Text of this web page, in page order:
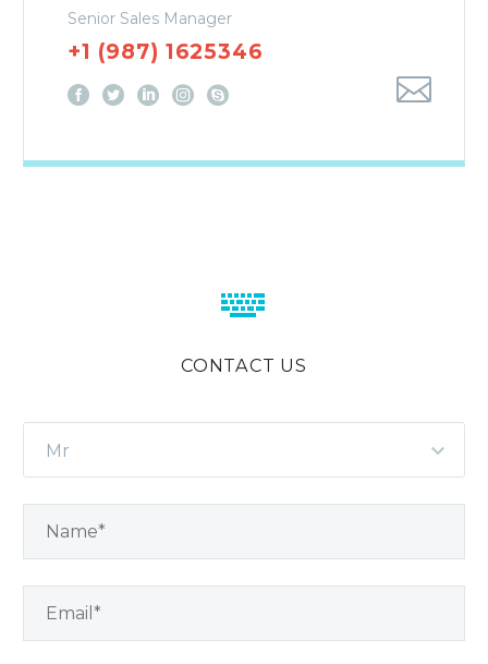
Senior Sales Manager
+1 (987) 1625346


CONTACT US
Mr